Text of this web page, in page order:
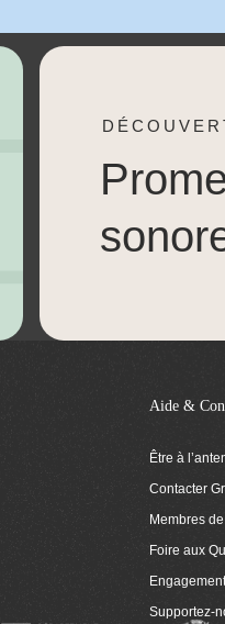
Aide &
Être à
Contacter
Membres
Foire aux
Engagement
Supportez-